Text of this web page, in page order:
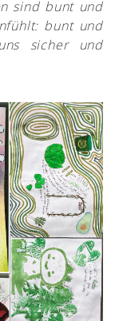
sind bunt und
bunt und
sicher und